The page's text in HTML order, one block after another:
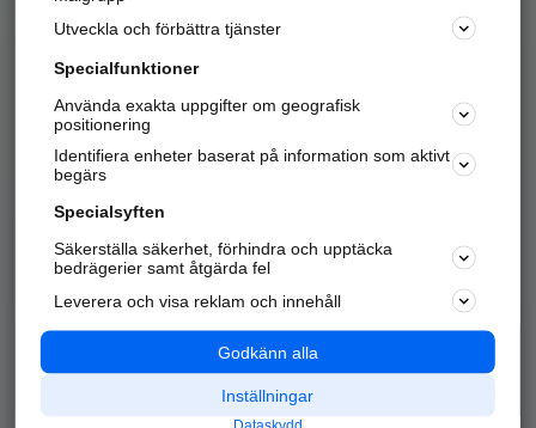
Marknadsför företaget
Kom igång och annonsera mot
samarbetspartners nära dig.
Alla kategorier
Populära sökningar
API & Kartor
Annonsera
Integritet
Nödnummer
Utveckla och förbättra tjänster
Specialfunktioner
Använda exakta uppgifter om geografisk
positionering
Identifiera enheter baserat på information som aktivt
begärs
Specialsyften
Säkerställa säkerhet, förhindra och upptäcka
bedrägerier samt åtgärda fel
Leverera och visa reklam och innehåll
Godkänn alla
Inställningar
Dataskydd